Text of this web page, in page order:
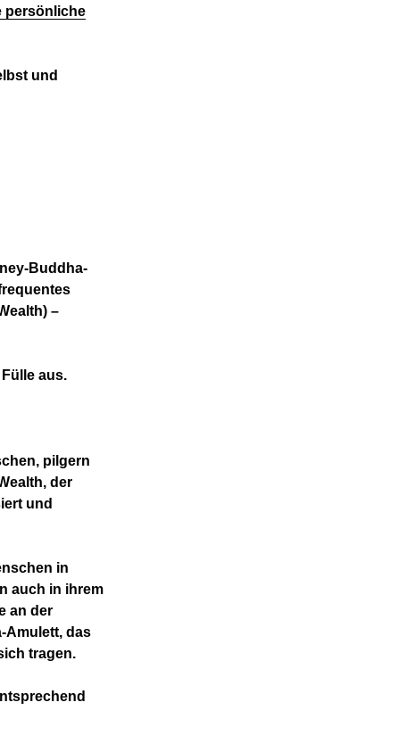
persönliche
und
Buddha-
–
aus.
pilgern
der
und
in
auch in ihrem
an der
Amulett, das
tragen.